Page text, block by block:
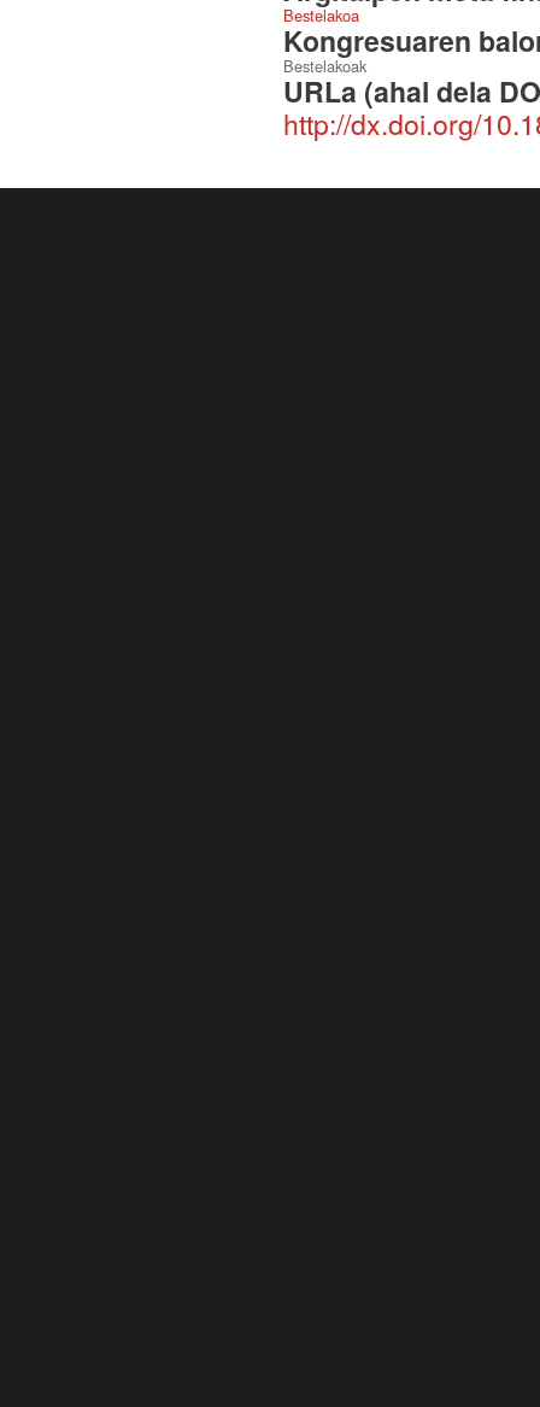
Bestelakoa
Kongresuaren
Bestelakoak
URLa (ahal dela
http://dx.doi.org/